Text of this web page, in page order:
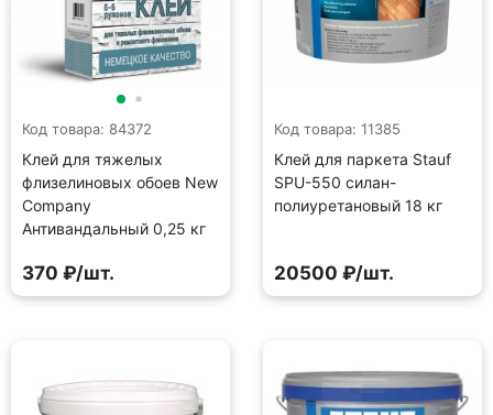
Код товара: 84372
Клей для тяжелых
флизелиновых обоев New
Company
Антивандальный 0,25 кг
370 ₽/шт.
Код товара: 11385
Клей для паркета Stauf
SPU-550 силан-
полиуретановый 18 кг
20500 ₽/шт.